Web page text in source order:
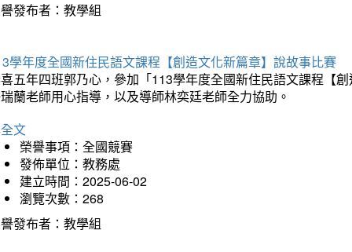
發布者：教學組
學年度全國新住民語文課程【創造文化新篇章】說故事比賽
五年四班郭乃心，參加「113學年度全國新住民語文課程【
蘭老師用心指導，以及導師林奕廷老師全力協助。
文
榮譽事項：全國競賽
發佈單位：教務處
建立時間：2025-06-02
瀏覽次數：268
發布者：教學組